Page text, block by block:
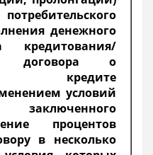
денежного
кредитования/
договора о
кредите
условий
заключенного
процентов
в несколько